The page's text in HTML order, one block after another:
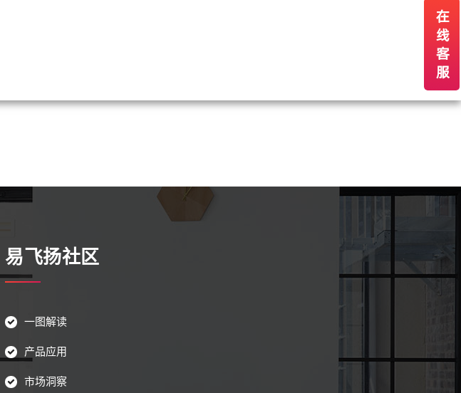
易飞扬社区
一图解读
产品应用
市场洞察